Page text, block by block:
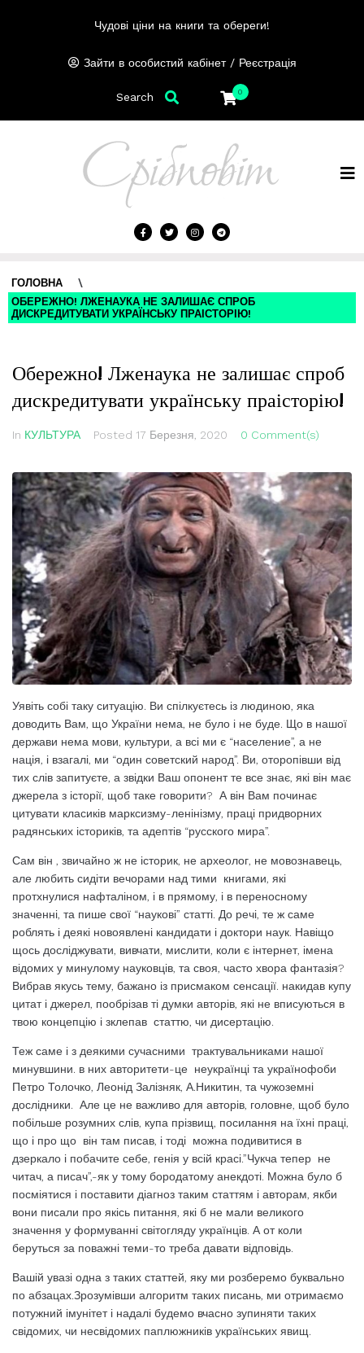
Чудові ціни на книги та обереги!
Зайти в особистий кабінет / Реєстрація
0
Search
ГОЛОВНА
\
ОБЕРЕЖНО! ЛЖЕНАУКА НЕ ЗАЛИШАЄ СПРОБ
ДИСКРЕДИТУВАТИ УКРАЇНСЬКУ ПРАІСТОРІЮ!
Обережно! Лженаука не залишає спроб
дискредитувати українську праісторію!
In КУЛЬТУРА Posted 17 Березня, 2020 0 Comment(s)
Уявіть собі таку ситуацію. Ви спілкуєтесь із людиною, яка
доводить Вам, що України нема, не було і не буде. Що в нашої
держави нема мови, культури, а всі ми є “население”, а не
нація, і взагалі, ми “один советский народ”. Ви, оторопівши від
тих слів запитуєте, а звідки Ваш опонент те все знає, які він має
джерела з історії, щоб таке говорити? А він Вам починає
цитувати класиків марксизму-ленінізму, праці придворних
радянських істориків, та адептів “русского мира”.
Сам він , звичайно ж не історик, не археолог, не мовознавець,
але любить сидіти вечорами над тими книгами, які
протхнулися нафталіном, і в прямому, і в переносному
значенні, та пише свої “наукові” статті. До речі, те ж саме
роблять і деякі новоявлені кандидати і доктори наук. Навіщо
щось досліджувати, вивчати, мислити, коли є інтернет, імена
відомих у минулому науковців, та своя, часто хвора фантазія?
Вибрав якусь тему, бажано із присмаком сенсації. накидав купу
цитат і джерел, пообрізав ті думки авторів, які не вписуються в
твою концепцію і зклепав статтю, чи дисертацію.
Теж саме і з деякими сучасними трактувальниками нашої
минувшини. в них авторитети-це неукраїнці та українофоби
Петро Толочко, Леонід Залізняк, А.Никитин, та чужоземні
дослідники. Але це не важливо для авторів, головне, щоб було
побільше розумних слів, купа прізвищ, посилання на їхні праці,
що і про що він там писав, і тоді можна подивитися в
дзеркало і побачите себе, генія у всій красі.”Чукча тепер не
читач, а писач”,-як у тому бородатому анекдоті. Можна було б
посміятися і поставити діагноз таким статтям і авторам, якби
вони писали про якісь питання, які б не мали великого
значення у формуванні світогляду українців. А от коли
беруться за поважні теми-то треба давати відповідь.
Вашій увазі одна з таких статтей, яку ми розберемо буквально
по абзацах.Зрозумівши алгоритм таких писань, ми отримаємо
потужний імунітет і надалі будемо вчасно зупиняти таких
свідомих, чи несвідомих паплюжників українських явищ.